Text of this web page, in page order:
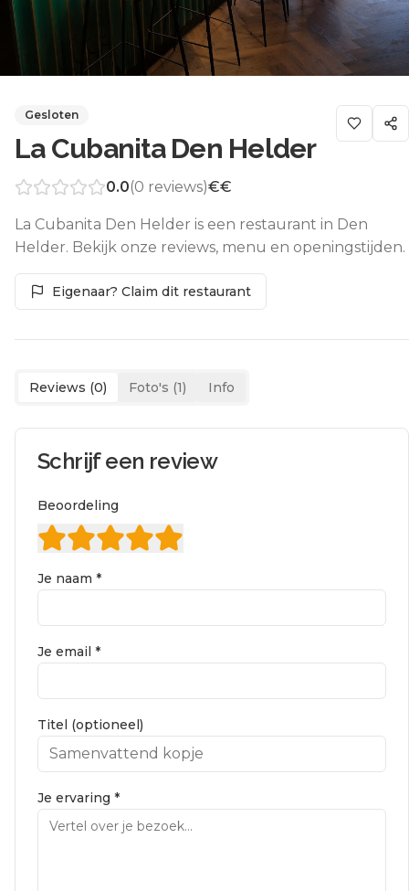
Gesloten
La Cubanita Den Helder
0.0(0 reviews)€€
La Cubanita Den Helder is een restaurant in Den
Helder. Bekijk onze reviews, menu en openingstijden.
Eigenaar? Claim dit restaurant
Reviews (0) Foto's (1) Info
Schrijf een review
Beoordeling
Je naam *
Je email *
Titel (optioneel)
Je ervaring *